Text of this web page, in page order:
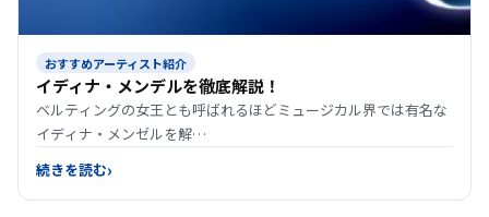
おすすめアーティスト紹介
イディナ・メンデルを徹底解説！
ベルティングの女王とも呼ばれるほどミュージカル界では有名な
イディナ・メンゼルを解…
続きを読む